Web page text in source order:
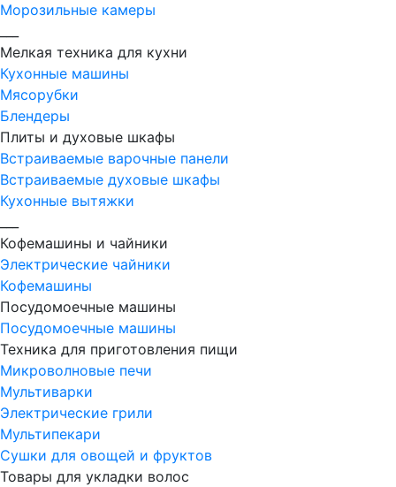
Морозильные камеры
Мелкая техника для кухни
Кухонные машины
Мясорубки
Блендеры
Плиты и духовые шкафы
Встраиваемые варочные панели
Встраиваемые духовые шкафы
Кухонные вытяжки
Кофемашины и чайники
Электрические чайники
Кофемашины
Посудомоечные машины
Посудомоечные машины
Техника для приготовления пищи
Микроволновые печи
Мультиварки
Электрические грили
Мультипекари
Сушки для овощей и фруктов
Товары для укладки волос